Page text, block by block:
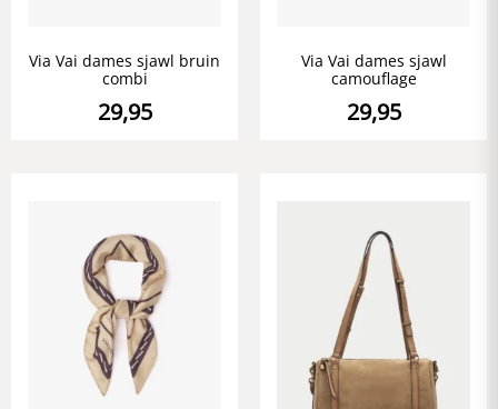
Via Vai dames sjawl bruin
combi
29,95
Via Vai dames sjawl
camouflage
29,95